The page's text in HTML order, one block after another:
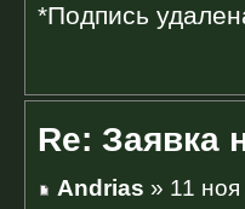
*Подпись
Re: Заявка
Andrias » 11